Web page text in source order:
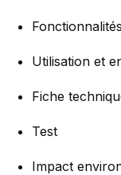
Fonctionnalités
Utilisation et
Fiche
Test
Impact